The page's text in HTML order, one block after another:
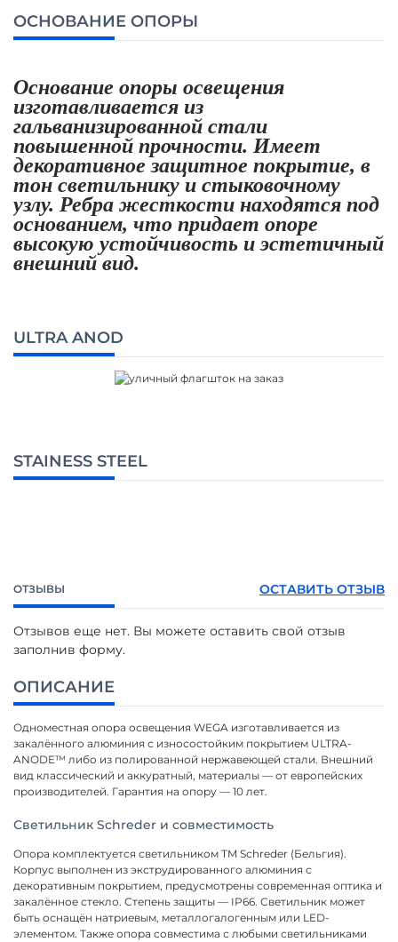
ОСНОВАНИЕ ОПОРЫ
Основание опоры освещения
изготавливается из
гальванизированной стали
повышенной прочности. Имеет
декоративное защитное покрытие, в
тон светильнику и стыковочному
узлу. Ребра жесткости находятся под
основанием, что придает опоре
высокую устойчивость и эстетичный
внешний вид.
ULTRA ANOD
STAINESS STEEL
ОТЗЫВЫ ОСТАВИТЬ ОТЗЫВ
Отзывов еще нет. Вы можете оставить свой отзыв
заполнив форму.
ОПИСАНИЕ
Одноместная опора освещения WEGA изготавливается из
закалённого алюминия с износостойким покрытием ULTRA-
ANODE™ либо из полированной нержавеющей стали. Внешний
вид классический и аккуратный, материалы — от европейских
производителей. Гарантия на опору — 10 лет.
Светильник Schreder и совместимость
Опора комплектуется светильником TM Schreder (Бельгия).
Корпус выполнен из экструдированного алюминия с
декоративным покрытием, предусмотрены современная оптика и
закалённое стекло. Степень защиты — IP66. Светильник может
быть оснащён натриевым, металлогалогенным или LED-
элементом. Также опора совместима с любыми светильниками